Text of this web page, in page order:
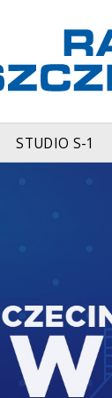
STUDIO S-1